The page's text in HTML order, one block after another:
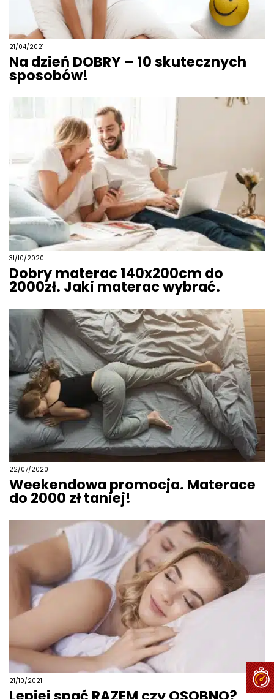
21/04/2021
Na dzień DOBRY – 10 skutecznych
sposobów!
31/10/2020
Dobry materac 140x200cm do
2000zł. Jaki materac wybrać.
22/07/2020
Weekendowa promocja. Materace
do 2000 zł taniej!
21/10/2021